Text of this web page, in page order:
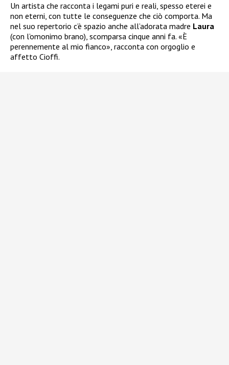
Un artista che racconta i legami puri e reali, spesso eterei e
non eterni, con tutte le conseguenze che ciò comporta. Ma
nel suo repertorio c’è spazio anche all’adorata madre Laura
(con l’omonimo brano), scomparsa cinque anni fa. «È
perennemente al mio fianco», racconta con orgoglio e
affetto Cioffi.